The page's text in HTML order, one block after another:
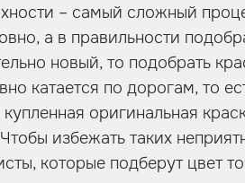
– самый сложный
а в правильности
новый, то подобрать
катается по дорогам, то
оригинальная
избежать таких
которые подберут цвет